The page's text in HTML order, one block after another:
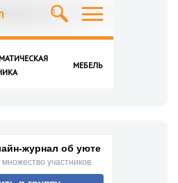
журнал об уюте
участников